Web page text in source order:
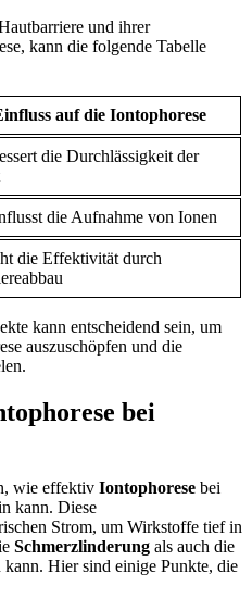
und ihrer
⁣kann die folgende Tabelle
auf ⁣die Iontophorese
die Durchlässigkeit der
die Aufnahme von Ionen
die ​Effektivität durch
kann entscheidend ‌sein, um
auszuschöpfen und die‌
bei
wie effektiv​ Iontophorese bei
kann. Diese
Strom, um Wirkstoffe tief in
Schmerzlinderung als ‌auch ⁤die
kann. Hier sind einige Punkte,​ die